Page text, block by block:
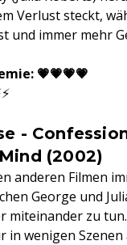
Verlust steckt,
und immer mehr
💗💗💗💗
-
(2002)
anderen Filmen
George und
miteinander zu
in wenigen